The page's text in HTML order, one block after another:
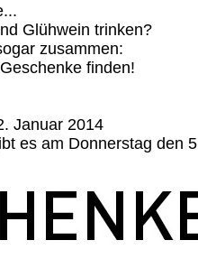
Glühwein trinken?
zusammen:
finden!
Januar 2014
es am Donnerstag den